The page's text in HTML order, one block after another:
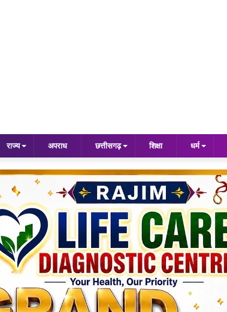
राज्य अपराध छत्तीसगढ़ शिक्षा धर्म